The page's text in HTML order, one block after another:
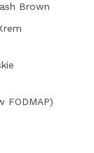
Brown
FODMAP)